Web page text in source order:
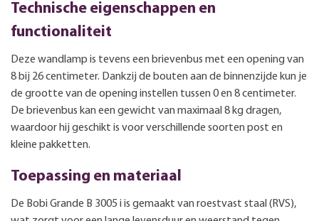
Technische eigenschappen en
functionaliteit
Deze wandlamp is tevens een brievenbus met een opening van
8 bij 26 centimeter. Dankzij de bouten aan de binnenzijde kun je
de grootte van de opening instellen tussen 0 en 8 centimeter.
De brievenbus kan een gewicht van maximaal 8 kg dragen,
waardoor hij geschikt is voor verschillende soorten post en
kleine pakketten.
Toepassing en materiaal
De Bobi Grande B 3005 i is gemaakt van roestvast staal (RVS),